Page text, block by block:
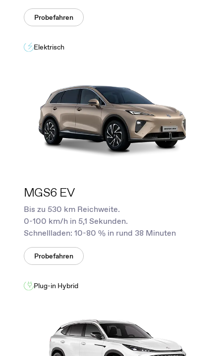
Probefahren
Elektrisch
MGS6 EV
Bis zu 530 km Reichweite.
0-100 km/h in 5,1 Sekunden.
Schnellladen: 10-80 % in rund 38 Minuten
Probefahren
Plug-in Hybrid